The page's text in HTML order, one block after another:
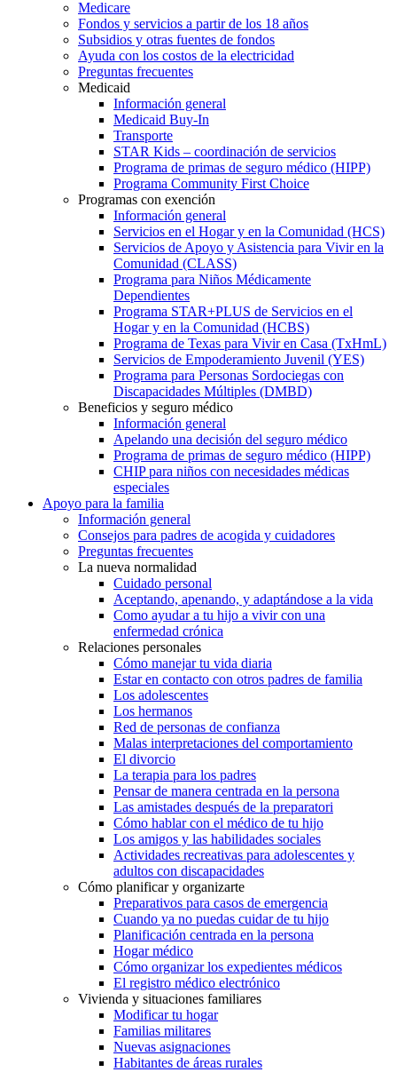
Medicare
Fondos y servicios a partir de los 18 años
Subsidios y otras fuentes de fondos
Ayuda con los costos de la electricidad
Preguntas frecuentes
Medicaid
Información general
Medicaid Buy-In
Transporte
STAR Kids – coordinación de servicios
Programa de primas de seguro médico (HIPP)
Programa Community First Choice
Programas con exención
Información general
Servicios en el Hogar y en la Comunidad (HCS)
Servicios de Apoyo y Asistencia para Vivir en la
Comunidad (CLASS)
Programa para Niños Médicamente
Dependientes
Programa STAR+PLUS de Servicios en el
Hogar y en la Comunidad (HCBS)
Programa de Texas para Vivir en Casa (TxHmL)
Servicios de Empoderamiento Juvenil (YES)
Programa para Personas Sordociegas con
Discapacidades Múltiples (DMBD)
Beneficios y seguro médico
Información general
Apelando una decisión del seguro médico
Programa de primas de seguro médico (HIPP)
CHIP para niños con necesidades médicas
especiales
Apoyo para la familia
Información general
Consejos para padres de acogida y cuidadores
Preguntas frecuentes
La nueva normalidad
Cuidado personal
Aceptando, apenando, y adaptándose a la vida
Como ayudar a tu hijo a vivir con una
enfermedad crónica
Relaciones personales
Cómo manejar tu vida diaria
Estar en contacto con otros padres de familia
Los adolescentes
Los hermanos
Red de personas de confianza
Malas interpretaciones del comportamiento
El divorcio
La terapia para los padres
Pensar de manera centrada en la persona
Las amistades después de la preparatori
Cómo hablar con el médico de tu hijo
Los amigos y las habilidades sociales
Actividades recreativas para adolescentes y
adultos con discapacidades
Cómo planificar y organizarte
Preparativos para casos de emergencia
Cuando ya no puedas cuidar de tu hijo
Planificación centrada en la persona
Hogar médico
Cómo organizar los expedientes médicos
El registro médico electrónico
Vivienda y situaciones familiares
Modificar tu hogar
Familias militares
Nuevas asignaciones
Habitantes de áreas rurales